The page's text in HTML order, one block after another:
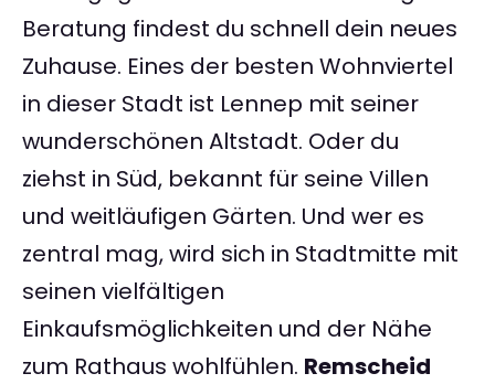
Beratung findest du schnell dein neues
Zuhause. Eines der besten Wohnviertel
in dieser Stadt ist Lennep mit seiner
wunderschönen Altstadt. Oder du
ziehst in Süd, bekannt für seine Villen
und weitläufigen Gärten. Und wer es
zentral mag, wird sich in Stadtmitte mit
seinen vielfältigen
Einkaufsmöglichkeiten und der Nähe
zum Rathaus wohlfühlen. Remscheid